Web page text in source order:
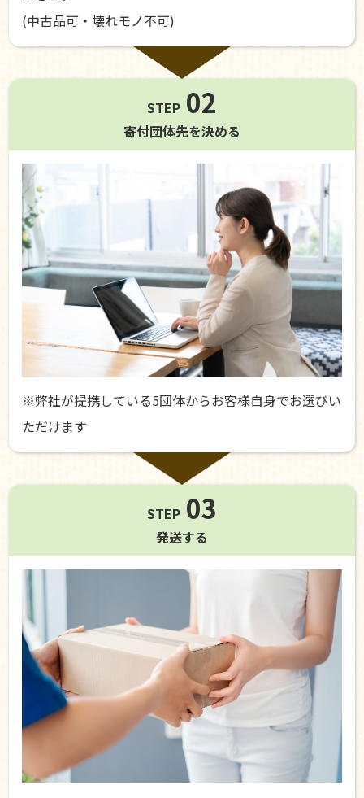
(中古品可・壊れモノ不可)
STEP 02
寄付団体先を決める
※弊社が提携している5団体からお客様自身でお選びい
ただけます
STEP 03
発送する